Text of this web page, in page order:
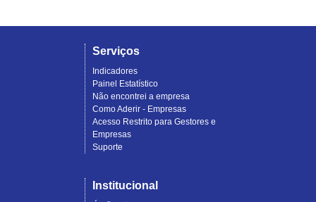
Serviços
Indicadores
Painel Estatístico
Não encontrei a empresa
Como Aderir - Empresas
Acesso Restrito para Gestores e
Empresas
Suporte
Institucional